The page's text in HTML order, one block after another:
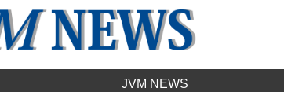
JVM NEWS